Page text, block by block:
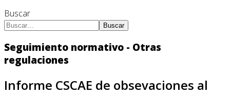
Buscar
Buscar
Seguimiento normativo - Otras
regulaciones
Informe CSCAE de obsevaciones al